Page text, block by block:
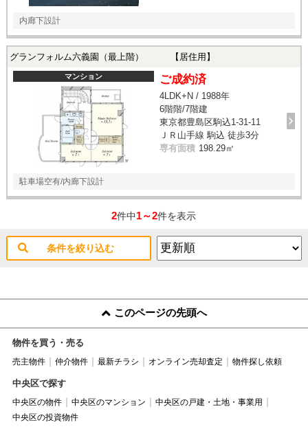
内廊下設計
グランフォルム六義園（最上階） 【居住用】
マンション ご成約済
4LDK+N / 1988年
6階階/7階建
東京都豊島区駒込1-31-11
ＪＲ山手線 駒込 徒歩3分
専有面積 198.29㎡
駐車場空有/内廊下設計
2件中1～2件を表示
条件を絞り込む
このページの先頭へ
物件を買う・売る
売主物件 仲介物件 最新チラシ オンライン売却査定 物件探し依頼
中央区で探す
中央区の物件 中央区のマンション
中央区の戸建・土地・事業用
中央区の投資物件